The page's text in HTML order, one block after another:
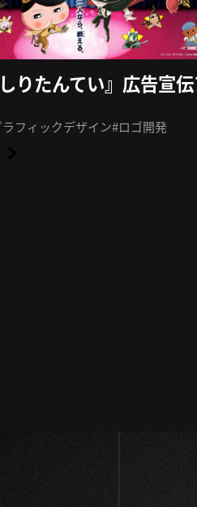
りたんてい』広告宣
フィックデザイン ロゴ開発